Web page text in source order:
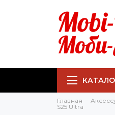
Главная
S25 Ultra